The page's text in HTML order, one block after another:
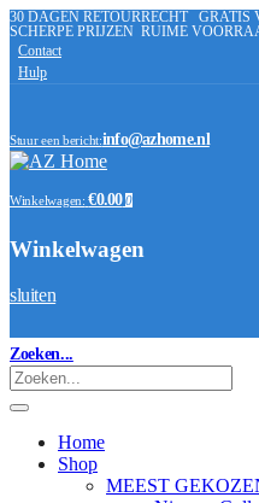
30 DAGEN RETOURRECHT GRATIS
SCHERPE PRIJZEN RUIME
Contact
Hulp
Stuur een bericht:info@azhome.nl
Winkelwagen: €0.00 0
Winkelwagen
sluiten
Zoeken...
Home
Shop
MEEST